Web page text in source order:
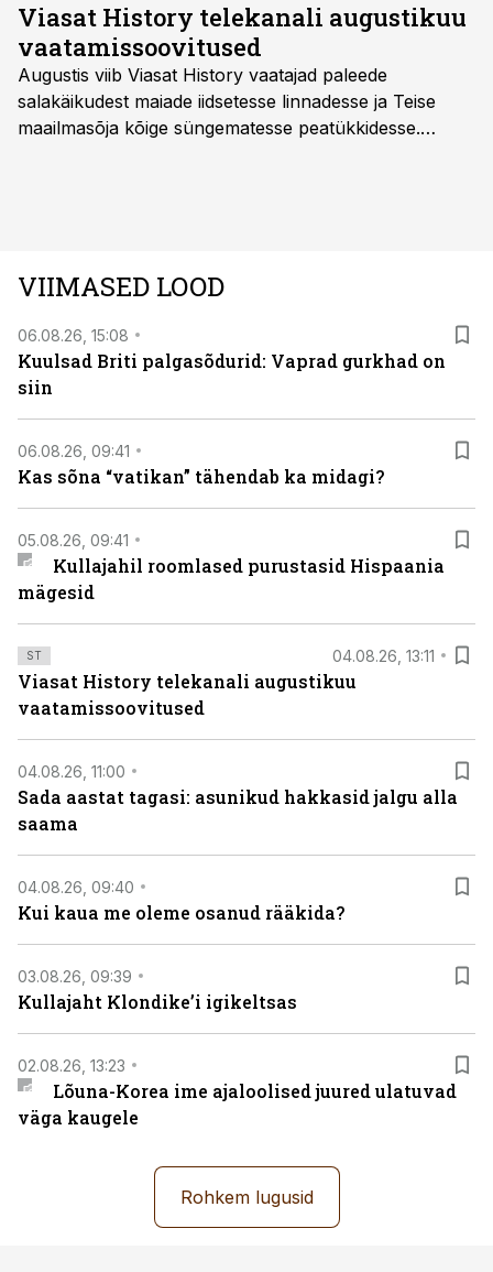
Viasat History telekanali augustikuu
vaatamissoovitused
Augustis viib Viasat History vaatajad paleede
salakäikudest maiade iidsetesse linnadesse ja Teise
maailmasõja kõige süngematesse peatükkidesse.
viasathistory.eu/ee
VIIMASED LOOD
06.08.26, 15:08
Kuulsad Briti palgasõdurid: Vaprad gurkhad on
siin
06.08.26, 09:41
Kas sõna “vatikan” tähendab ka midagi?
05.08.26, 09:41
Kullajahil roomlased purustasid Hispaania
mägesid
ST 04.08.26, 13:11
Viasat History telekanali augustikuu
vaatamissoovitused
04.08.26, 11:00
Sada aastat tagasi: asunikud hakkasid jalgu alla
saama
04.08.26, 09:40
Kui kaua me oleme osanud rääkida?
03.08.26, 09:39
Kullajaht Klondike’i igikeltsas
02.08.26, 13:23
Lõuna-Korea ime ajaloolised juured ulatuvad
väga kaugele
Rohkem lugusid